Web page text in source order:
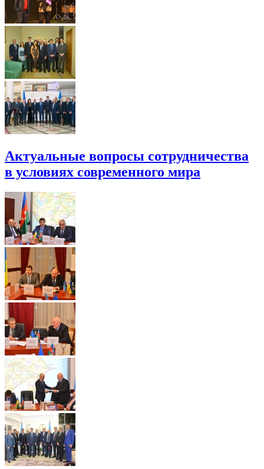
Актуальные вопросы сотрудничества
в условиях современного мира